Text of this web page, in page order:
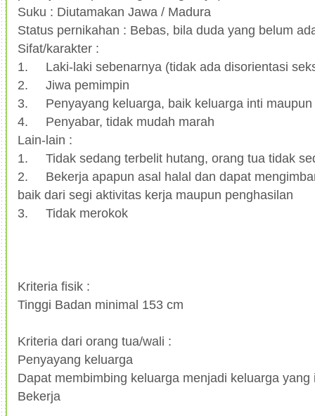
Suku : Diutamakan Jawa / Madura
Status pernikahan : Bebas, bila duda yang belum
Sifat/karakter :
1.
Laki-laki sebenarnya (tidak ada disorientasi
2.
Jiwa pemimpin
3.
Penyayang keluarga, baik keluarga inti
4.
Penyabar, tidak mudah marah
Lain-lain :
1.
Tidak sedang terbelit hutang, orang tua tidak
2.
Bekerja apapun asal halal dan dapat
baik dari segi aktivitas kerja maupun penghasilan
3.
Tidak merokok
Kriteria fisik :
Tinggi Badan minimal 153 cm
Kriteria dari orang tua/wali :
Penyayang keluarga
Dapat membimbing keluarga menjadi keluarga yang
Bekerja